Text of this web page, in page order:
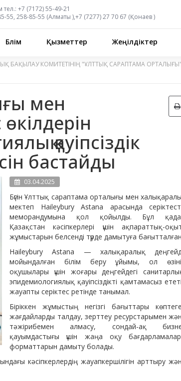
тел.: +7 (7172) 55-49-21
55, 258-85-55 (Алматы ),+7 (7277) 27 70 67 (Қонаев)
Бөлім Қызметтер Жеңілдіктер
БАҚЫЛАУ КОМИТЕТІНІҢ "ҰЛТТЫҚ САРАПТАМА
мен
қауіпсіздік
бастайды
03.04.2025
Бүгін Ұлттық сараптама орталығы мен
мектеп Haileybury Astana арасында
меморандумына қол қойылды. Бұл
Қазақстан кәсіпкерлері үшін ақпараттық-
жұмыстарын белсенді түрде дамытуға
Haileybury Astana — халықаралық
мойындалған білім беру ұйымы, ол
оқушылары үшін жоғары деңгейдегі
эпидемиологиялық қауіпсіздікті қамтамасыз
жауапты серіктес ретінде танымал.
Біріккен жұмыстың негізгі бағыттары
жағдайларды талдау, зерттеу ресурстарымен
тәжірибемен алмасу, сондай-ақ
қауымдастығы үшін жаңа оқу
форматтарын дамыту болады.
кәсіпкерлердің жауапкершілігін арттыру